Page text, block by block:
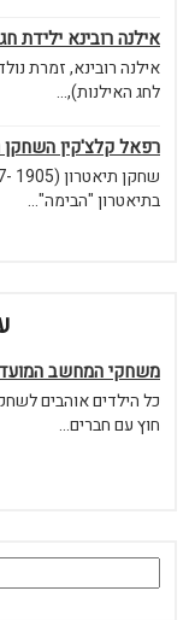
אילנה רובינא ילידת
לחג האילנות),...
רפאל קלצ'קין
בתיאטרון "הבימה"...
משחקי המחשב
כל הילדים אוהבים
חוץ עם חברים...